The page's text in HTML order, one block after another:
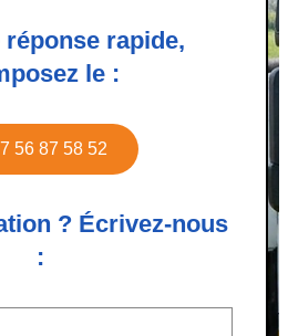
réponse rapide,
le :
56 87 58 52
? Écrivez-nous
: